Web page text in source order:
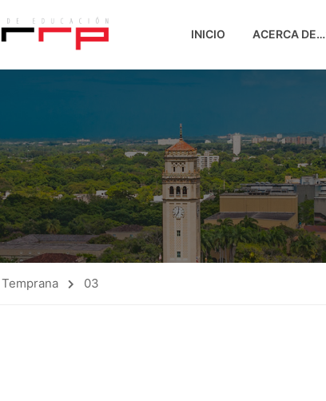
INICIO ACERCA DE…
03